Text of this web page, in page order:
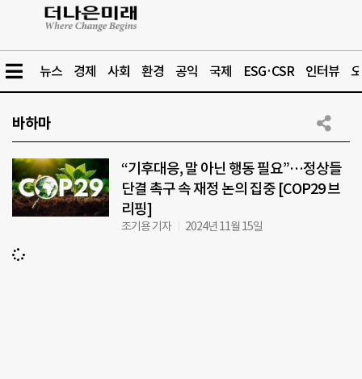
뉴스 경제 사회 환경 공익 국제 ESG·CSR 인터뷰
바하마
“기후대응, 말 아닌 행동 필요”…정상들
단결 촉구 속 재정 논의 집중 [COP29 브
리핑]
조기용 기자 2024년 11월 15일